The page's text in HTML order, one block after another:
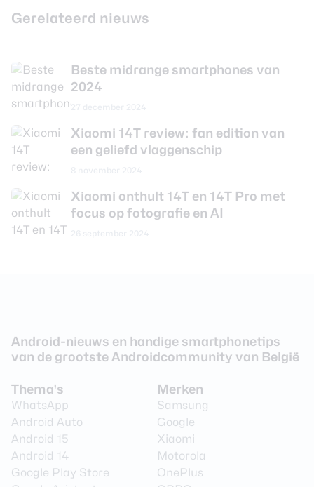
CPU-snelheid 3.35 GHz
Werkgeheugen 12 GB
Interne opslag
Uitbreidbaar geheugen Nee
Camera achterkant
Aantal lenzen 3
Camera 1 - Aantal
Camera 1 - Digitale zoom Ja
Video Framerate
Flitser
Flitstype
Camera 2 - Type lens Groothoeklens
Gerelateerd nieuws
Beste midrange smartphones van
2024
Xiaomi 14T review: fan edition van
een geliefd vlaggenschip
Xiaomi onthult 14T en 14T Pro met
focus op fotografie en AI
Android-nieuws en handige smartphonetips
van de grootste Androidcommunity van België
Thema's
WhatsApp
Android Auto
Android 15
Android 14
Google Play Store
Merken
Samsung
Google
Xiaomi
Motorola
OnePlus